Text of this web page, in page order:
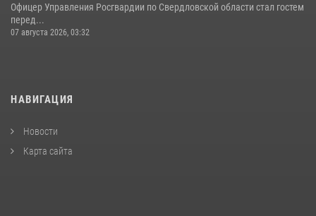
Офицер Управления Росгвардии по Свердловской области стал гостем
перед...
07 августа 2026, 03:32
НАВИГАЦИЯ
Новости
Карта сайта